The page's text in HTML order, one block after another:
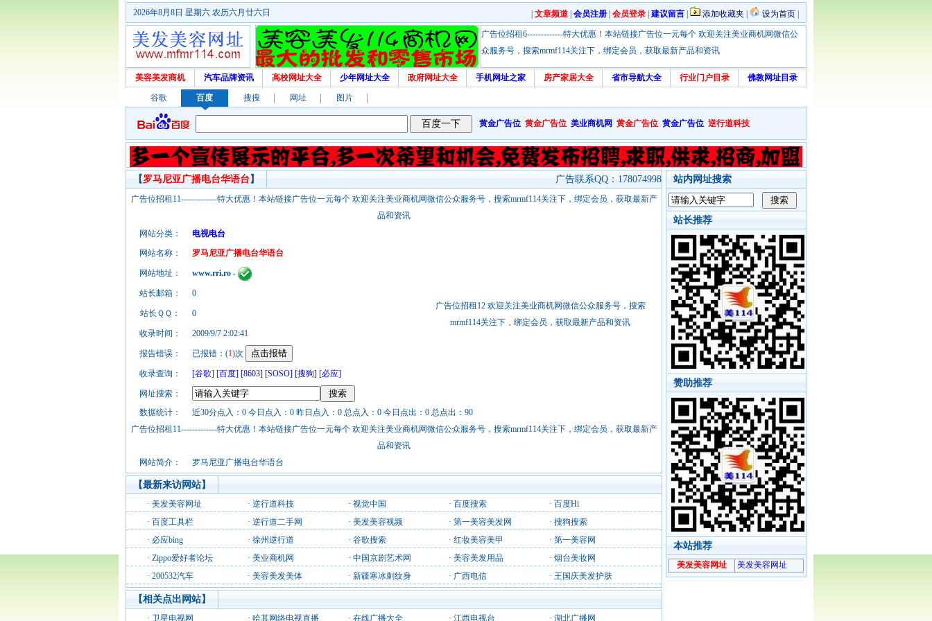
文章频道 会员注册 会员登录 建议留言 添加收藏夹 设为首页
2026年8月8日 星期六 农历六月廿六日
广告位招租6-------------特大优惠！本站链接广告位一元每个 欢迎关注美业商机网微信公
众服务号，搜索mrmf114关注下，绑定会员，获取最新产品和资讯
美容美发商机 汽车品牌资讯 高校网址大全 少年网址大全 政府网址大全 手机网址之家 房产家居大全 省市导航大全 行业门户目录 佛教网址目录
谷歌 百度 搜搜 网址 图片
黄金广告位 黄金广告位 美业商机网 黄金广告位 黄金广告位 逆行道科技
站内网址搜索
站长推荐
赞助推荐
本站推荐
广告联系QQ：178074998
【 罗马尼亚广播电台华语台 】
广告位招租11-------------特大优惠！本站链接广告位一元每个 欢迎关注美业商机网微信公众服务号，搜索mrmf114关注下，绑定会员，获取最新产
品和资讯
网站分类：
电视电台
广告位招租12 欢迎关注美业商机网微信公众服务号，搜索
mrmf114关注下，绑定会员，获取最新产品和资讯
网站名称： 罗马尼亚广播电台华语台
网站地址： www.rri.ro -
站长邮箱： 0
站长ＱＱ： 0
收录时间： 2009/9/7 2:02:41
报告错误： 已报错：(1)次
收录查询： [谷歌] [百度] [8603] [SOSO] [搜狗] [必应]
网址搜索：
数据统计：
近30分点入：0 今日点入：0 昨日点入：0 总点入：0 今日点出：0 总点出：90
广告位招租11-------------特大优惠！本站链接广告位一元每个 欢迎关注美业商机网微信公众服务号，搜索mrmf114关注下，绑定会员，获取最新产
品和资讯
网站简介：
罗马尼亚广播电台华语台
【最新来访网站】
· 美发美容网址 · 逆行道科技 · 视觉中国 · 百度搜索 · 百度Hi
· 百度工具栏 · 逆行道二手网 · 美发美容视频 · 第一美容美发网 · 搜狗搜索
· 必应bing · 徐州逆行道 · 谷歌搜索 · 红妆美容美甲 · 第一美容网
· Zippo爱好者论坛 · 美业商机网 · 中国京剧艺术网 · 美容美发用品 · 烟台美妆网
· 200532汽车 · 美容美发美体 · 新疆寒冰刺纹身 · 广西电信 · 王国庆美发护肤
【相关点出网站】
· 卫星电视网 · 哈其网络电视直播 · 在线广播大全 · 江西电视台 · 湖北广播网